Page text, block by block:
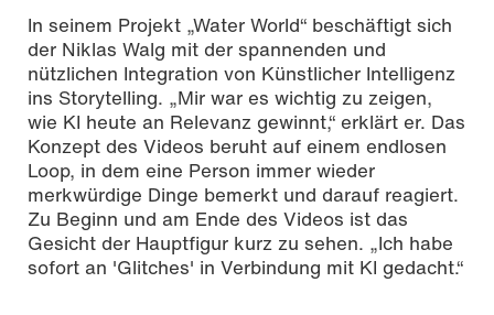
In seinem Projekt „Water World“ beschäftigt sich
der Niklas Walg mit der spannenden und
nützlichen Integration von Künstlicher Intelligenz
ins Storytelling. „Mir war es wichtig zu zeigen,
wie KI heute an Relevanz gewinnt,“ erklärt er. Das
Konzept des Videos beruht auf einem endlosen
Loop, in dem eine Person immer wieder
merkwürdige Dinge bemerkt und darauf reagiert.
Zu Beginn und am Ende des Videos ist das
Gesicht der Hauptfigur kurz zu sehen. „Ich habe
sofort an 'Glitches' in Verbindung mit KI gedacht.“